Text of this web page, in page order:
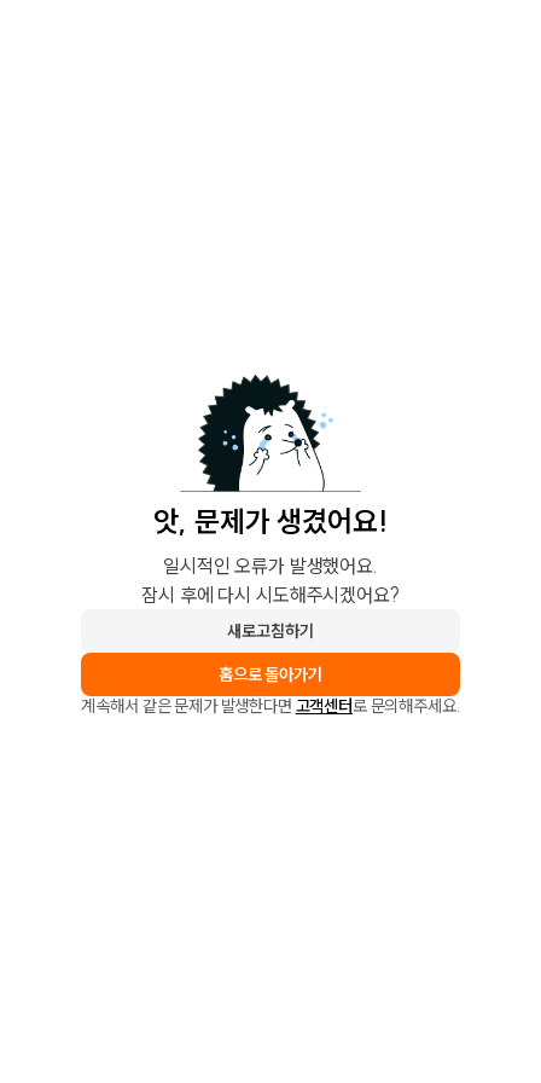
앗, 문제가 생겼어요!
일시적인 오류가 발생했어요.
잠시 후에 다시 시도해주시겠어요?
새로고침하기
홈으로 돌아가기
계속해서 같은 문제가 발생한다면 고객센터로 문의해주세요.